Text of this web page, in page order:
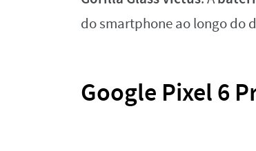
do smartphone ao longo do
Google Pixel 6